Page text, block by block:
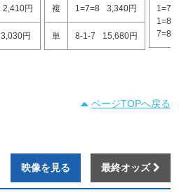
2,410円
3,030円
複 1=7=8 3,340円
単 8-1-7 15,680円
1=7
1=8
7=8
ページTOPへ戻る
映像を見る 最終オッズ